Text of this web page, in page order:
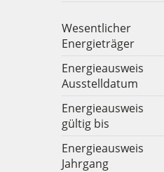
Wesentlicher
Energieträger
Energieausweis
Ausstelldatum
Energieausweis
gültig bis
Energieausweis
Jahrgang